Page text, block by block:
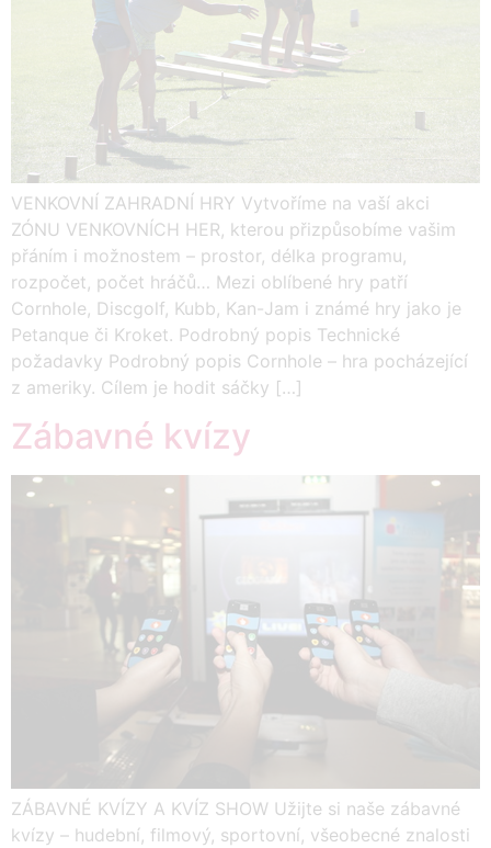
VENKOVNÍ ZAHRADNÍ HRY Vytvoříme na vaší akci
ZÓNU VENKOVNÍCH HER, kterou přizpůsobíme vašim
přáním i možnostem – prostor, délka programu,
rozpočet, počet hráčů… Mezi oblíbené hry patří
Cornhole, Discgolf, Kubb, Kan-Jam i známé hry jako je
Petanque či Kroket. Podrobný popis Technické
požadavky Podrobný popis Cornhole – hra pocházející
z ameriky. Cílem je hodit sáčky […]
Zábavné kvízy
ZÁBAVNÉ KVÍZY A KVÍZ SHOW Užijte si naše zábavné
kvízy – hudební, filmový, sportovní, všeobecné znalosti